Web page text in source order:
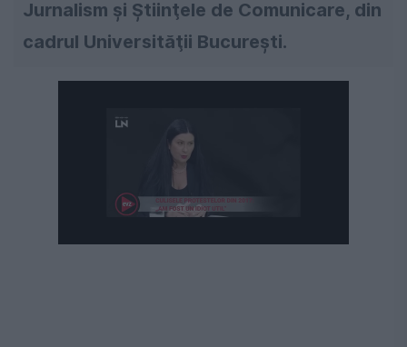
Jurnalism şi Ştiinţele de Comunicare, din
cadrul Universităţii Bucureşti.